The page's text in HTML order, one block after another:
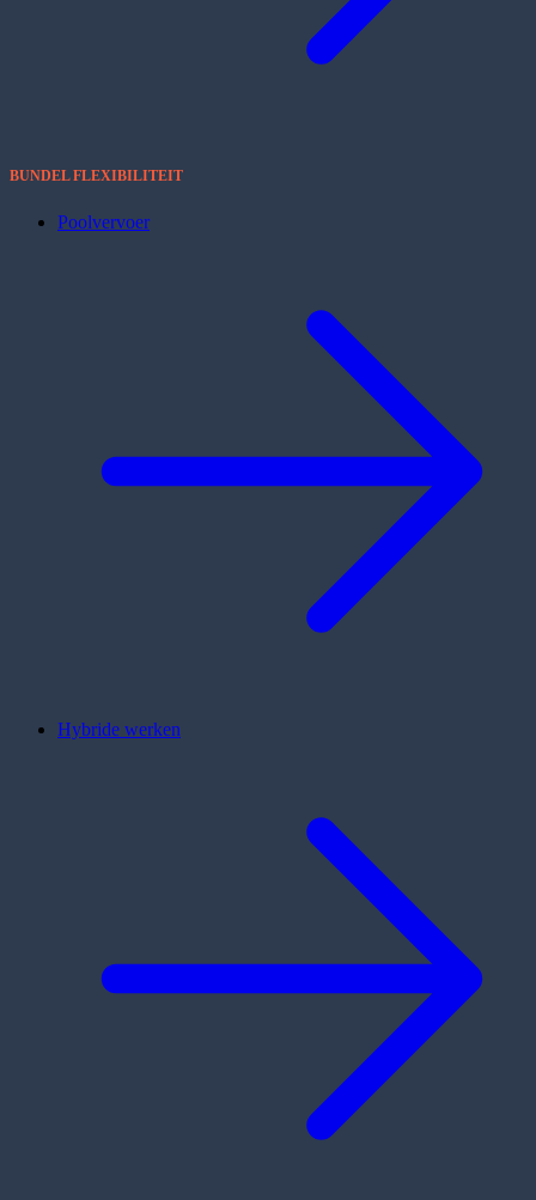
BUNDEL FLEXIBILITEIT
Poolvervoer
Hybride werken